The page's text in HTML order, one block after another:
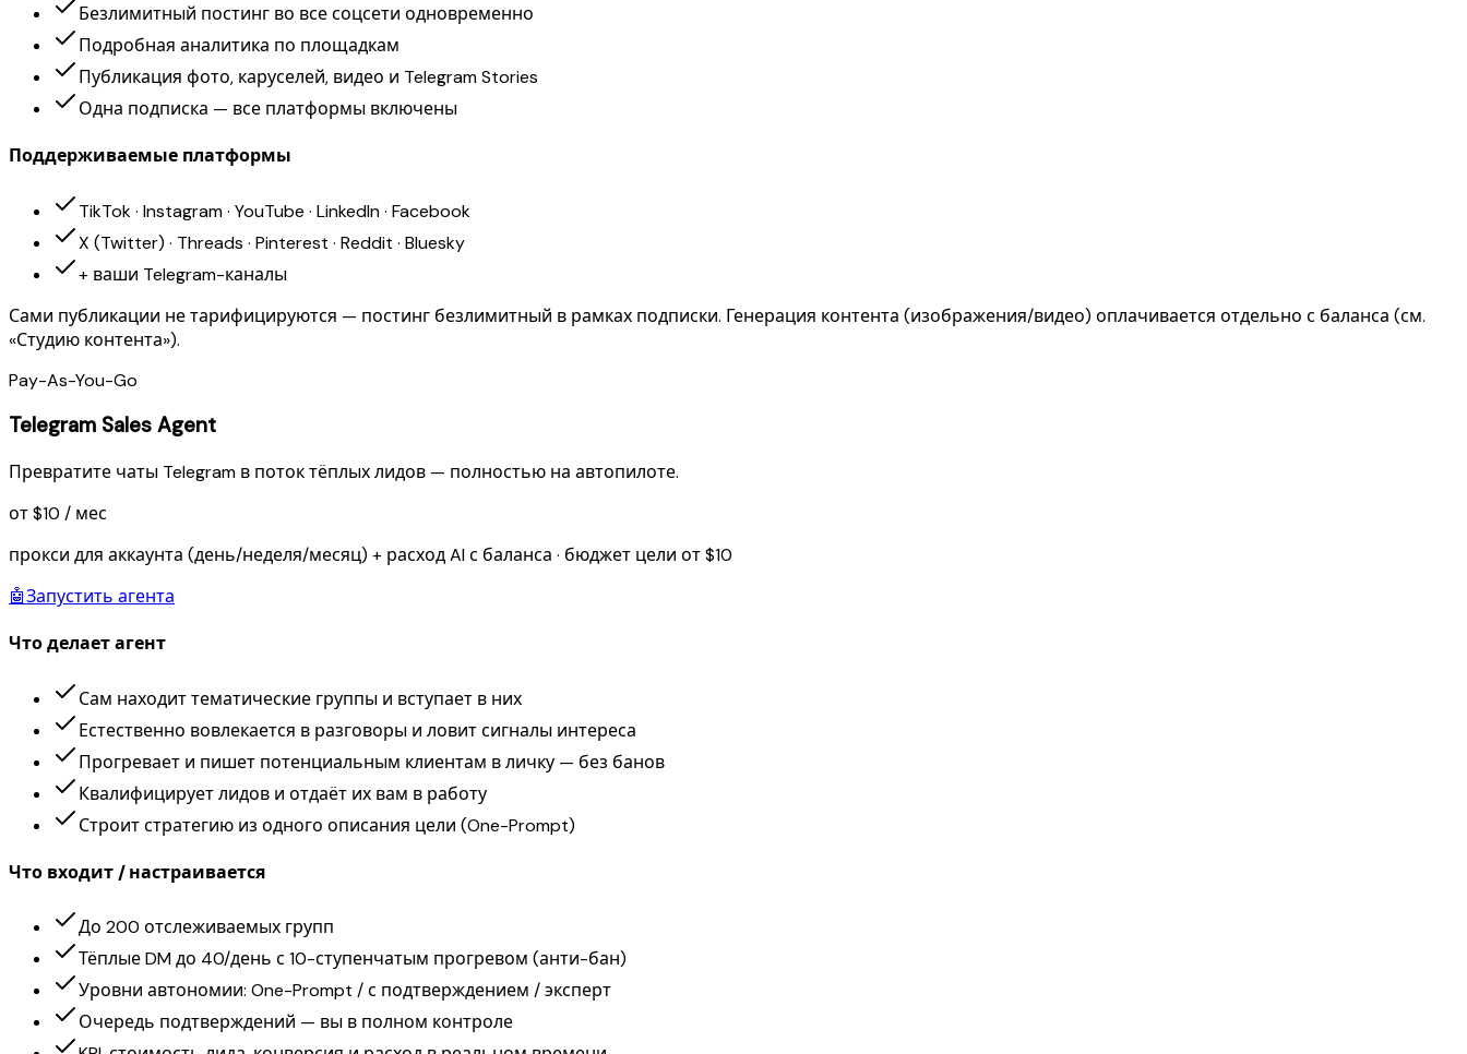
Безлимитный постинг во все соцсети одновременно
Подробная аналитика по площадкам
Публикация фото, каруселей, видео и Telegram Stories
Одна подписка — все платформы включены
Поддерживаемые платформы
TikTok · Instagram · YouTube · LinkedIn · Facebook
X (Twitter) · Threads · Pinterest · Reddit · Bluesky
+ ваши Telegram-каналы
Сами публикации не тарифицируются — постинг безлимитный в рамках подписки. Генерация контента (изображения/видео) оплачивается отдельно с баланса (см.
«Студию контента»).
Pay-As-You-Go
Telegram Sales Agent
Превратите чаты Telegram в поток тёплых лидов — полностью на автопилоте.
от $10 / мес
прокси для аккаунта (день/неделя/месяц) + расход AI с баланса · бюджет цели от $10
🤖Запустить агента
Что делает агент
Сам находит тематические группы и вступает в них
Естественно вовлекается в разговоры и ловит сигналы интереса
Прогревает и пишет потенциальным клиентам в личку — без банов
Квалифицирует лидов и отдаёт их вам в работу
Строит стратегию из одного описания цели (One-Prompt)
Что входит / настраивается
До 200 отслеживаемых групп
Тёплые DM до 40/день с 10-ступенчатым прогревом (анти-бан)
Уровни автономии: One-Prompt / с подтверждением / эксперт
Очередь подтверждений — вы в полном контроле